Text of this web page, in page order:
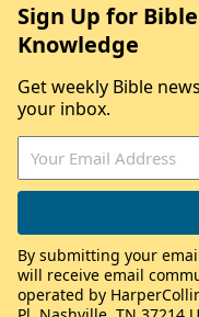
Sign Up for
Knowledge
Get weekly Bible
your inbox.
By submitting your
will receive email
operated by